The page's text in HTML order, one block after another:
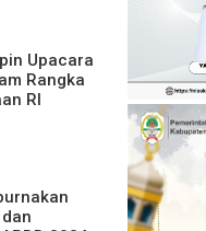
Upacara
Rangka
RI